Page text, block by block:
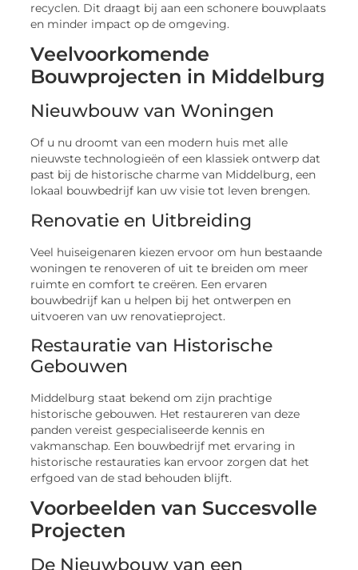
recyclen. Dit draagt bij aan een schonere bouwplaats
en minder impact op de omgeving.
Veelvoorkomende
Bouwprojecten in Middelburg
Nieuwbouw van Woningen
Of u nu droomt van een modern huis met alle
nieuwste technologieën of een klassiek ontwerp dat
past bij de historische charme van Middelburg, een
lokaal bouwbedrijf kan uw visie tot leven brengen.
Renovatie en Uitbreiding
Veel huiseigenaren kiezen ervoor om hun bestaande
woningen te renoveren of uit te breiden om meer
ruimte en comfort te creëren. Een ervaren
bouwbedrijf kan u helpen bij het ontwerpen en
uitvoeren van uw renovatieproject.
Restauratie van Historische
Gebouwen
Middelburg staat bekend om zijn prachtige
historische gebouwen. Het restaureren van deze
panden vereist gespecialiseerde kennis en
vakmanschap. Een bouwbedrijf met ervaring in
historische restauraties kan ervoor zorgen dat het
erfgoed van de stad behouden blijft.
Voorbeelden van Succesvolle
Projecten
De Nieuwbouw van een